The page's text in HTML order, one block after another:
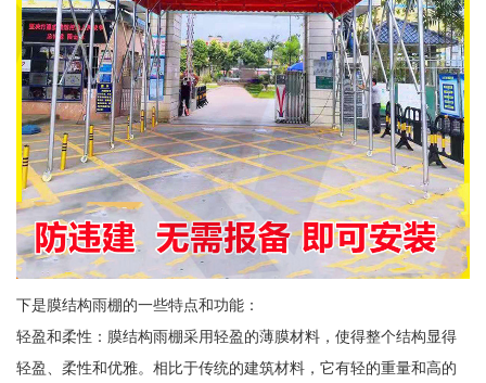
下是膜结构雨棚的一些特点和功能：
轻盈和柔性：膜结构雨棚采用轻盈的薄膜材料，使得整个结构显得
轻盈、柔性和优雅。相比于传统的建筑材料，它有轻的重量和高的